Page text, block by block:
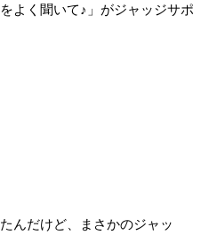
よく聞いて♪」がジャッジサポ
んだけど、まさかのジャッ